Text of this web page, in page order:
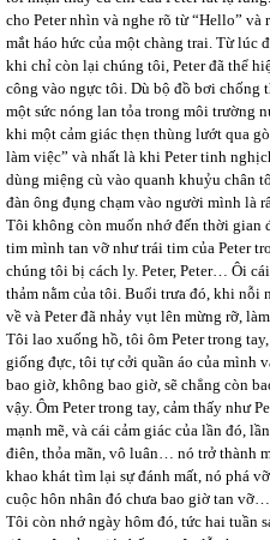
cho Peter nhìn và nghe rõ từ “Hello” và
mắt háo hức của một chàng trai. Từ lúc
khi chỉ còn lại chúng tôi, Peter đã thể
công vào ngực tôi. Dù bộ đồ bơi chống
một sức nóng lan tỏa trong môi trường
khi một cảm giác thẹn thùng lướt qua
làm việc” và nhất là khi Peter tinh
dùng miệng cù vào quanh khuỷu chân
đàn ông đụng chạm vào người mình là
Tôi không còn muốn nhớ đến thời
tim mình tan vỡ như trái tim của Peter
chúng tôi bị cách ly. Peter, Peter… Ôi
thảm nằm của tôi. Buổi trưa đó, khi
về và Peter đã nhảy vụt lên mừng rỡ,
Tôi lao xuống hồ, tôi ôm Peter trong
giống đực, tôi tự cởi quần áo của mình
bao giờ, không bao giờ, sẽ chẳng còn
vậy. Ôm Peter trong tay, cảm thấy như
mạnh mẽ, và cái cảm giác của lần đó,
điên, thỏa mãn, vô luân… nó trở thành
khao khát tìm lại sự đánh mất, nó phá
cuộc hôn nhân đó chưa bao giờ tan vỡ…
Tôi còn nhớ ngày hôm đó, tức hai tuần